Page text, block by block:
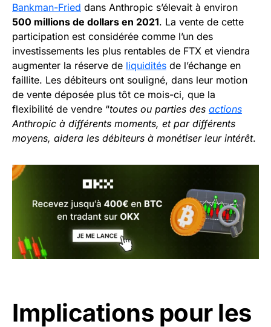
Bankman-Fried dans Anthropic s’élevait à environ
500 millions de dollars en 2021. La vente de cette
participation est considérée comme l’un des
investissements les plus rentables de FTX et viendra
augmenter la réserve de liquidités de l’échange en
faillite. Les débiteurs ont souligné, dans leur motion
de vente déposée plus tôt ce mois-ci, que la
flexibilité de vendre “toutes ou parties des actions
Anthropic à différents moments, et par différents
moyens, aidera les débiteurs à monétiser leur intérêt.
Implications pour les